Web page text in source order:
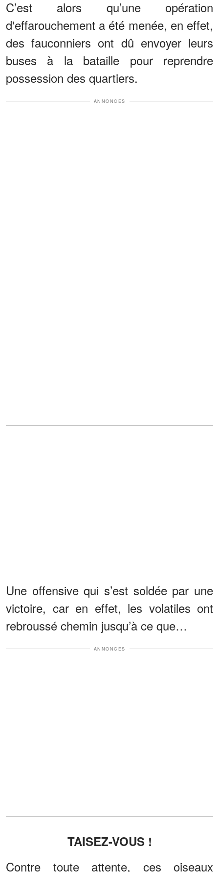
C’est alors qu’une opération
d'effarouchement a été menée, en effet,
des fauconniers ont dû envoyer leurs
buses à la bataille pour reprendre
possession des quartiers.
ANNONCES
Une offensive qui s’est soldée par une
victoire, car en effet, les volatiles ont
rebroussé chemin jusqu’à ce que…
ANNONCES
TAISEZ-VOUS !
Contre toute attente, ces oiseaux